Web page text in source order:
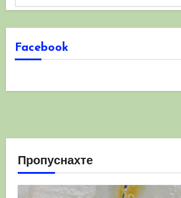
Facebook
Пропуснахте